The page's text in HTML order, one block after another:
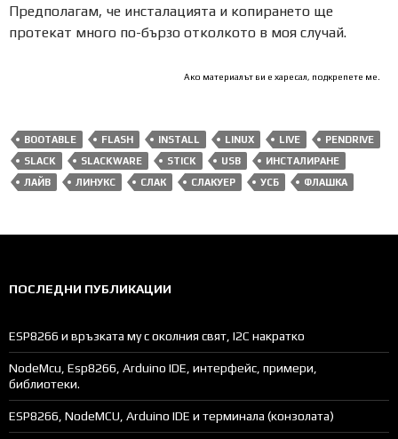
Предполагам, че инсталацията и копирането ще
протекат много по-бързо отколкото в моя случай.
Ако материалът ви е харесал, подкрепете ме.
BOOTABLE FLASH INSTALL LINUX LIVE
PENDRIVE
SLACK
SLACKWARE STICK USB
ИНСТАЛИРАНЕ
ЛАЙВ
ЛИНУКС СЛАК СЛАКУЕР УСБ ФЛАШКА
ПОСЛЕДНИ ПУБЛИКАЦИИ
ESP8266 и връзката му с околния свят, I2C накратко
NodeMcu, Esp8266, Arduino IDE, интерфейс, примери,
библиотеки.
ESP8266, NodeMCU, Arduino IDE и терминала (конзолата)